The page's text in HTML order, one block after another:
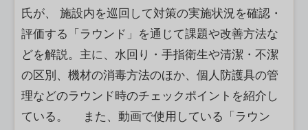
氏が、 施設内を巡回して対策の実施状況を確認・
評価する「ラウンド」を通じて課題や改善方法な
どを解説。主に、水回り・手指衛生や清潔・不潔
の区別、機材の消毒方法のほか、個人防護具の管
理などのラウンド時のチェックポイントを紹介し
ている。 また、動画で使用している「ラウン